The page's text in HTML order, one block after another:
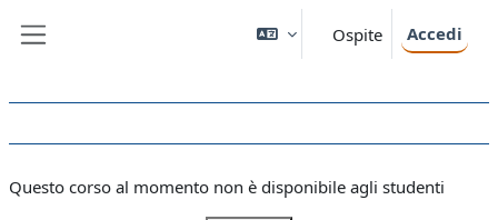
Ospite Accedi
Questo corso al momento non è disponibile agli studenti